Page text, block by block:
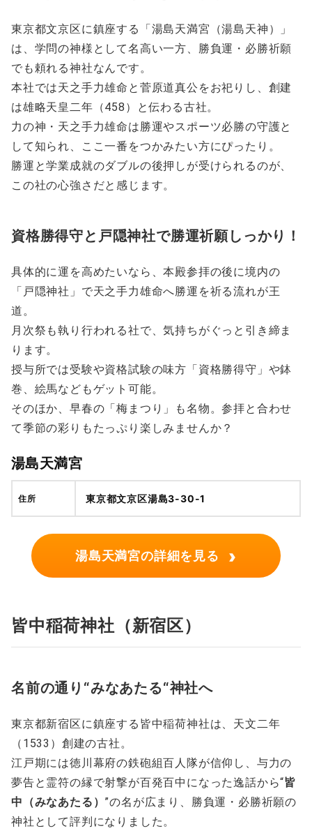
東京都文京区に鎮座する「湯島天満宮（湯島天神）」
は、学問の神様として名高い一方、勝負運・必勝祈願
でも頼れる神社なんです。
本社では天之手力雄命と菅原道真公をお祀りし、創建
は雄略天皇二年（458）と伝わる古社。
力の神・天之手力雄命は勝運やスポーツ必勝の守護と
して知られ、ここ一番をつかみたい方にぴったり。
勝運と学業成就のダブルの後押しが受けられるのが、
この社の心強さだと感じます。
資格勝得守と戸隠神社で勝運祈願しっかり！
具体的に運を高めたいなら、本殿参拝の後に境内の
「戸隠神社」で天之手力雄命へ勝運を祈る流れが王
道。
月次祭も執り行われる社で、気持ちがぐっと引き締ま
ります。
授与所では受験や資格試験の味方「資格勝得守」や鉢
巻、絵馬などもゲット可能。
そのほか、早春の「梅まつり」も名物。参拝と合わせ
て季節の彩りもたっぷり楽しみませんか？
湯島天満宮
住所 東京都文京区湯島3-30-1
湯島天満宮の詳細を見る ›
皆中稲荷神社（新宿区）
名前の通り“みなあたる“神社へ
東京都新宿区に鎮座する皆中稲荷神社は、天文二年
（1533）創建の古社。
江戸期には徳川幕府の鉄砲組百人隊が信仰し、与力の
夢告と霊符の縁で射撃が百発百中になった逸話から“皆
中（みなあたる） ”の名が広まり、勝負運・必勝祈願の
神社として評判になりました。